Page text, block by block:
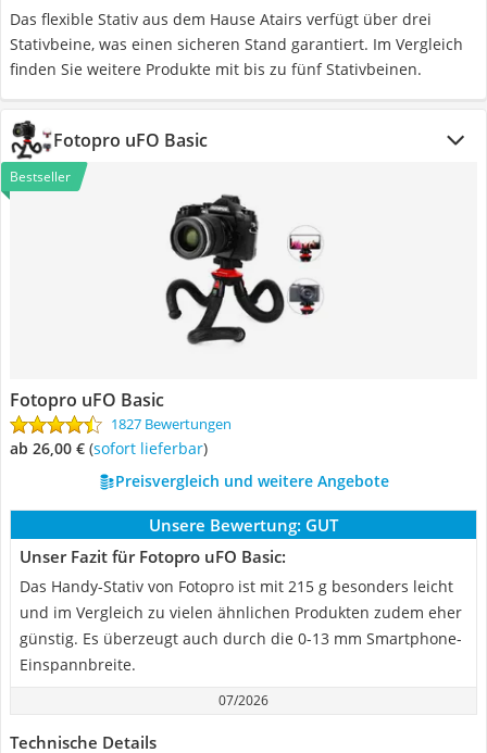
Das flexible Stativ aus dem Hause Atairs verfügt über drei
Stativbeine, was einen sicheren Stand garantiert. Im Vergleich
finden Sie weitere Produkte mit bis zu fünf Stativbeinen.
Fotopro uFO Basic
Bestseller
Fotopro uFO Basic
1827 Bewertungen
ab 26,00 € ( Sofort lieferbar)
Preisvergleich und weitere Angebote
Unsere Bewertung: GUT
Unser Fazit für Fotopro uFO Basic:
Das Handy-Stativ von Fotopro ist mit 215 g besonders leicht
und im Vergleich zu vielen ähnlichen Produkten zudem eher
günstig. Es überzeugt auch durch die 0-13 mm Smartphone-
Einspannbreite.
07/2026
Technische Details